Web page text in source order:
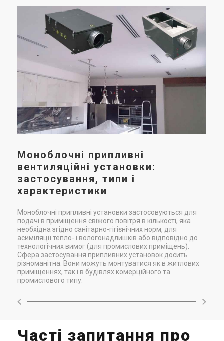
Моноблочні припливні
вентиляційні установки:
застосування, типи і
характеристики
Моноблочні припливні установки застосовуються для
подачі в приміщення свіжого повітря в кількості, яка
необхідна згідно санітарно-гігієнічних норм, для
асиміляції тепло- і вологонадлишків або відповідно до
технологічних вимог (для промислових приміщень).
Сфера застосування припливних установок досить
різноманітна. Вони можуть монтуватися як в житлових
приміщеннях, так і в будівлях комерційного та
промислового типу.
Часті запитання про